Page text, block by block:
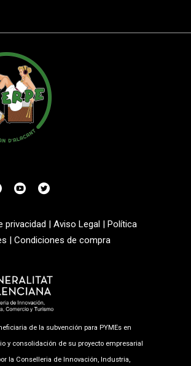
privacidad Aviso Legal
Política
Condiciones de compra
de la subvención para PYMEs en
y consolidación de su proyecto empresarial
la Conselleria de Innovación, Industria,